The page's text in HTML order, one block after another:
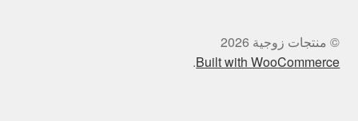
© منتجات زوجية 2026
Built with WooCommerce
.